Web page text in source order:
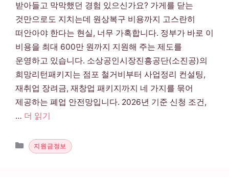
받아들고 막막했던 경험 있으신가요? 가게를 닫는
것만으로도 지치는데 원상복구 비용까지 고스란히
떠안아야 한다는 현실, 너무 가혹합니다. 정부가 바로 이
비용을 최대 600만 원까지 지원해 주는 제도를
운영하고 있습니다. 소상공인시장진흥공단(소진공)의
희망리턴패키지는 점포 철거비부터 사업정리 컨설팅,
재취업 장려금, 재창업 패키지까지 네 가지를 묶어
제공하는 폐업 안전망입니다. 2026년 기준 신청 조건,
… 더 읽기
카테고리
지원금정보